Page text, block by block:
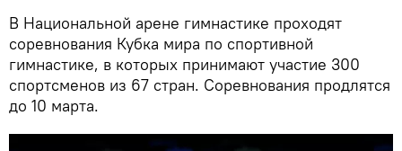
В Национальной арене гимнастике проходят
соревнования Кубка мира по спортивной
гимнастике, в которых принимают участие 300
спортсменов из 67 стран. Соревнования продлятся
до 10 марта.